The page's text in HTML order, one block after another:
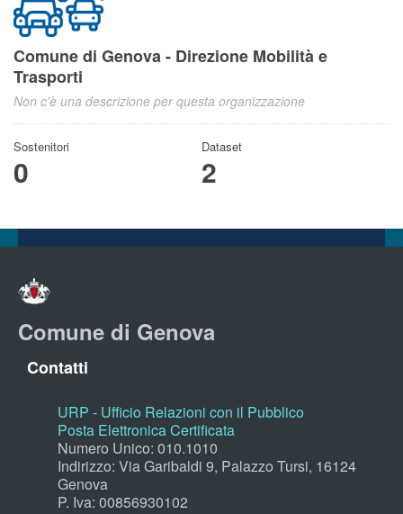
Comune di Genova - Direzione Mobilità e
Trasporti
Non c'è una descrizione per questa organizzazione
Sostenitori
0
Dataset
2
Comune di Genova
Contatti
URP - Ufficio Relazioni con il Pubblico
Posta Elettronica Certificata
Numero Unico: 010.1010
Indirizzo: Via Garibaldi 9, Palazzo Tursi, 16124
Genova
P. Iva: 00856930102